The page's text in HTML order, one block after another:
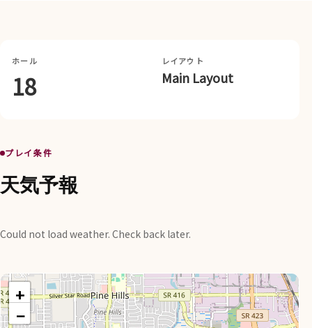
ホール
18
レイアウト
Main Layout
プレイ条件
天気予報
Could not load weather. Check back later.
+
−